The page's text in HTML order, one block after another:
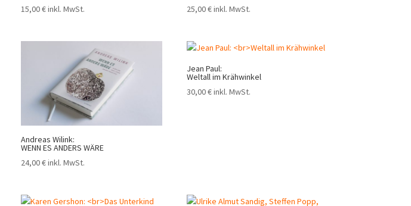
15,00€inkl. MwSt.
25,00€inkl. MwSt.
Andreas Wilink:
WENN ES ANDERS WÄRE
24,00€inkl. MwSt.
Jean Paul:
Weltall im Krähwinkel
30,00€inkl. MwSt.